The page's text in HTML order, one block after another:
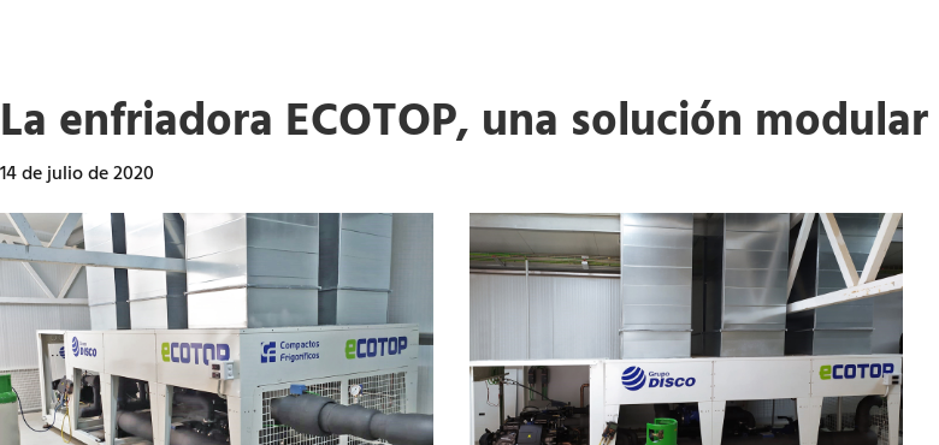
La enfriadora ECOTOP, una solución
14 de julio de 2020